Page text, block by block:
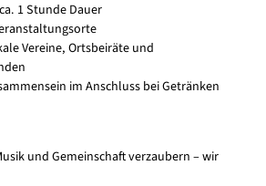
1 Stunde Dauer
Vereine, Ortsbeiräte und
im Anschluss bei Getränken
und Gemeinschaft verzaubern – wir